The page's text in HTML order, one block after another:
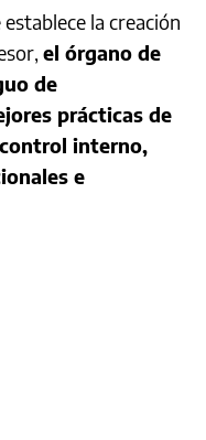
la creación
el órgano de
de
prácticas de
interno,
e